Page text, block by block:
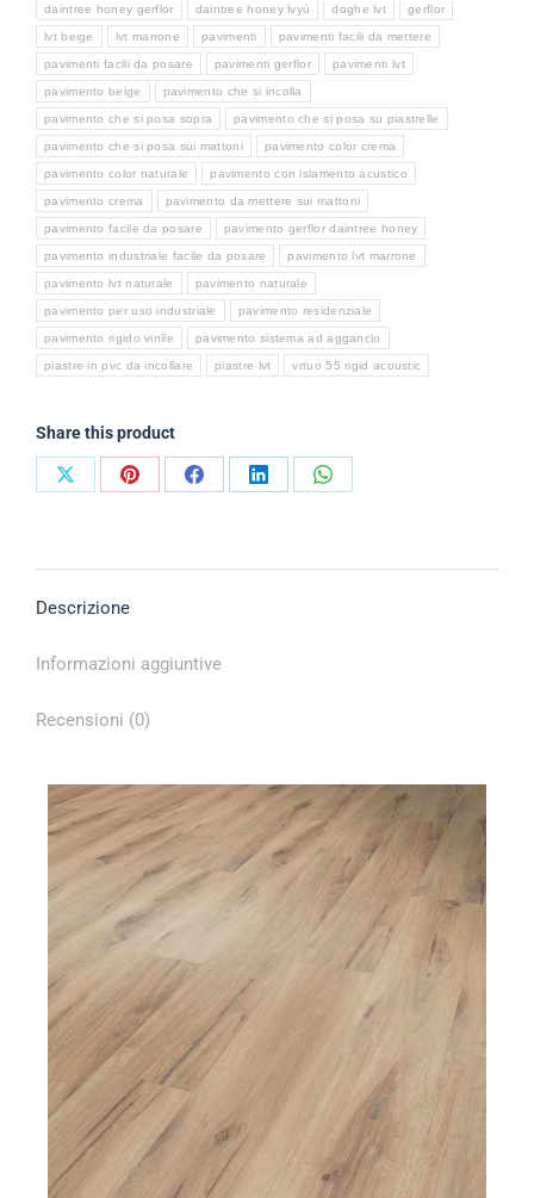
daintree honey gerflor daintree honey lvyù doghe lvt gerflor
lvt beige lvt marrone pavimenti pavimenti facili da mettere
pavimenti facili da posare pavimenti gerflor pavimenti lvt
pavimento beige pavimento che si incolla
pavimento che si posa sopra pavimento che si posa su piastrelle
pavimento che si posa sui mattoni pavimento color crema
pavimento color naturale pavimento con islamento acustico
pavimento crema pavimento da mettere sui mattoni
pavimento facile da posare pavimento gerflor daintree honey
pavimento industriale facile da posare pavimento lvt marrone
pavimento lvt naturale pavimento naturale
pavimento per uso industriale pavimento residenziale
pavimento rigido vinile pavimento sistema ad aggancio
piastre in pvc da incollare piastre lvt vrtuo 55 rigid acoustic
Share this product
Descrizione
Informazioni aggiuntive
Recensioni (0)